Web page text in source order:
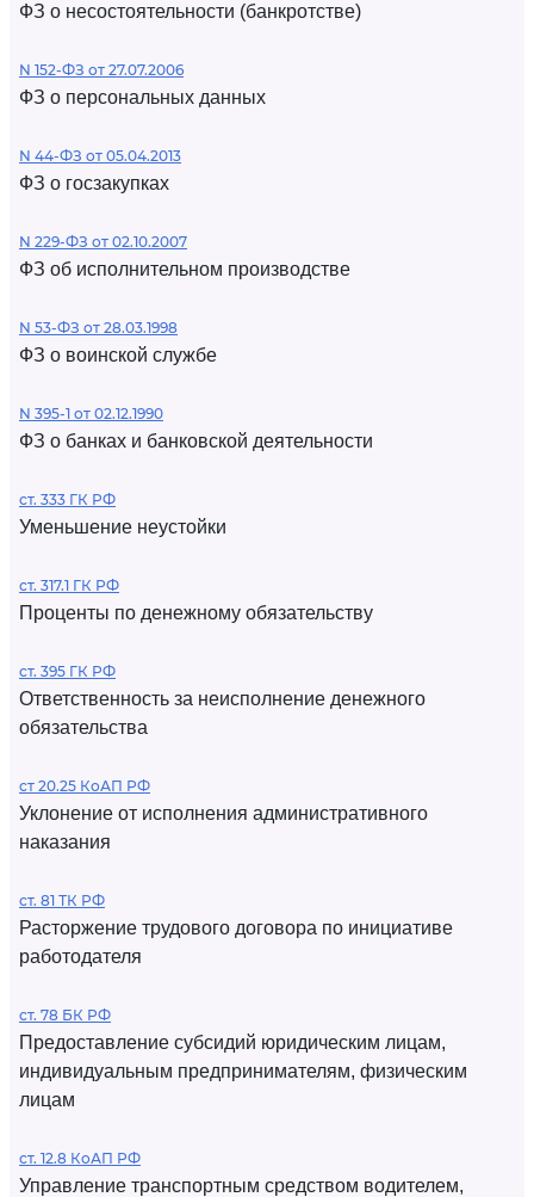
ФЗ о несостоятельности (банкротстве)
N 152-ФЗ от 27.07.2006
ФЗ о персональных данных
N 44-ФЗ от 05.04.2013
ФЗ о госзакупках
N 229-ФЗ от 02.10.2007
ФЗ об исполнительном производстве
N 53-ФЗ от 28.03.1998
ФЗ о воинской службе
N 395-1 от 02.12.1990
ФЗ о банках и банковской деятельности
ст. 333 ГК РФ
Уменьшение неустойки
ст. 317.1 ГК РФ
Проценты по денежному обязательству
ст. 395 ГК РФ
Ответственность за неисполнение денежного
обязательства
ст 20.25 КоАП РФ
Уклонение от исполнения административного
наказания
ст. 81 ТК РФ
Расторжение трудового договора по инициативе
работодателя
ст. 78 БК РФ
Предоставление субсидий юридическим лицам,
индивидуальным предпринимателям, физическим
лицам
ст. 12.8 КоАП РФ
Управление транспортным средством водителем,